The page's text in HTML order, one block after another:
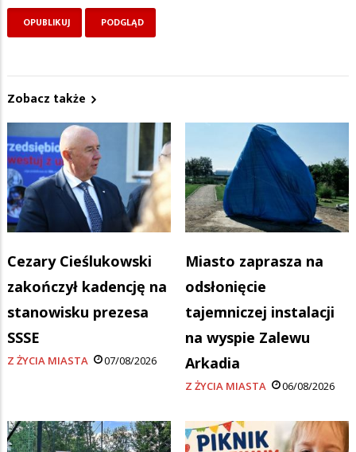
Zobacz także
Cezary Cieślukowski
zakończył kadencję na
stanowisku prezesa
SSSE
Z ŻYCIA MIASTA 07/08/2026
Miasto zaprasza na
odsłonięcie
tajemniczej instalacji
na wyspie Zalewu
Arkadia
Z ŻYCIA MIASTA 06/08/2026